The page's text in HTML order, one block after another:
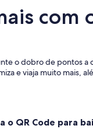
com
o dobro de pontos a
e viaja muito mais,
o QR Code para